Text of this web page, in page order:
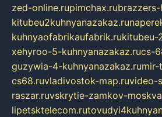
zed-online.rupimchax.rubrazzers-
kitubeu2kuhnyanazakaz.ru
kuhnyaofabrikaufabrik.rukitubeu-
xehyroo-5-kuhnyanazakaz.rucs-
guzywia-4-kuhnyanazakaz.rumir-
cs68.ruvladivostok-map.ruvideo-
raszar.ruvskrytie-zamkov-
lipetsktelecom.ru